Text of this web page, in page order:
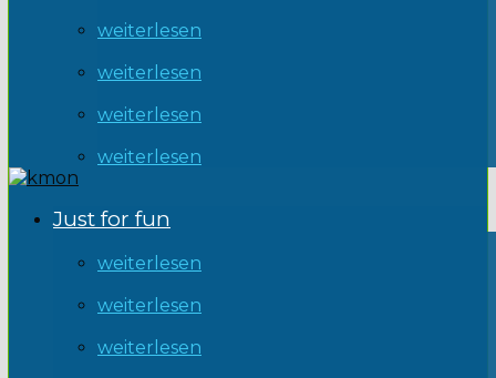
weiterlesen
weiterlesen
weiterlesen
weiterlesen
Just for fun
weiterlesen
weiterlesen
weiterlesen